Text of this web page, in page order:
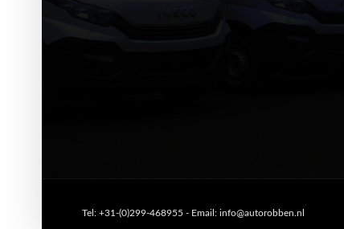
Tel: +31-(0)299-468955 - Email: info@autorobben.nl